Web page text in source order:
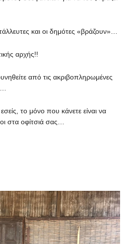
και οι δημότες «βράζουν»…
αρχής!!
από τις ακριβοπληρωμένες
το μόνο που κάνετε είναι να
στα οφίτσιά σας…